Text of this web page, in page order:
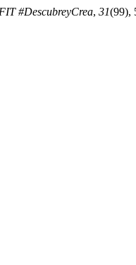
#DescubreyCrea, 31(99),